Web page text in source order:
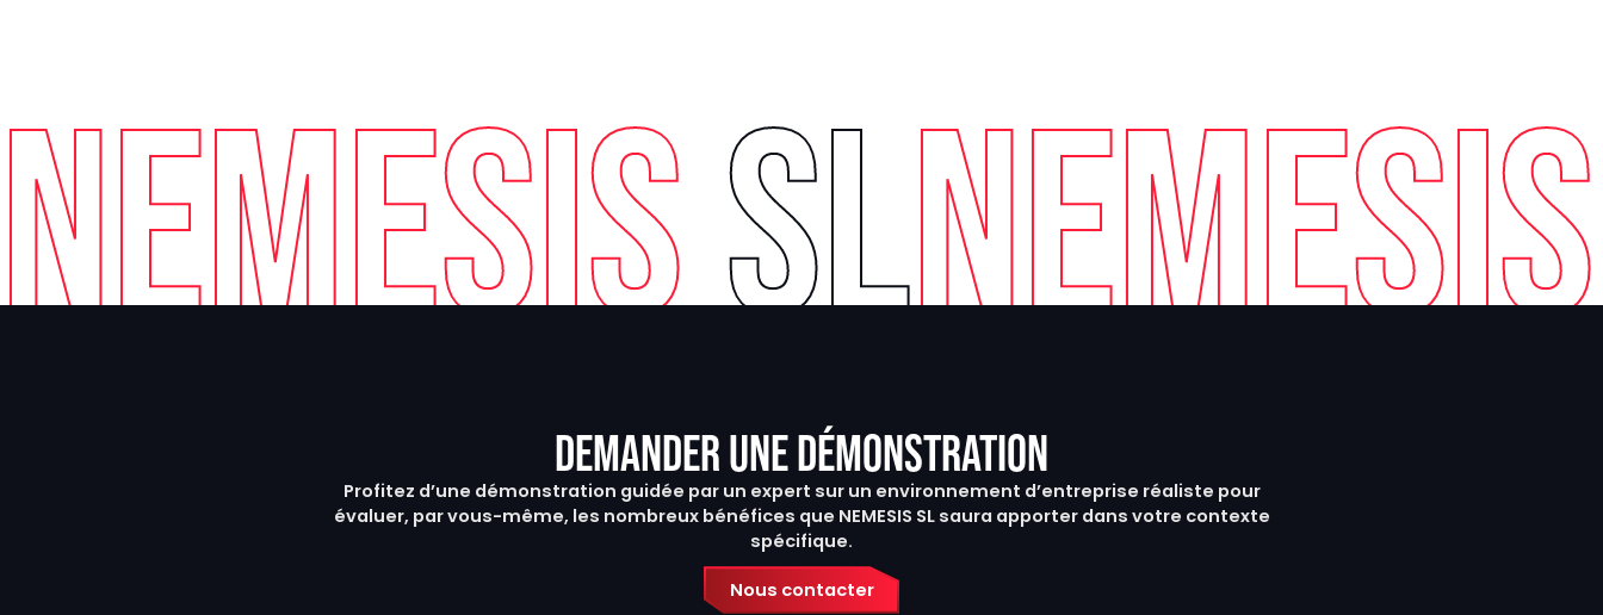
NEMESISSLNEMESIS
DEMANDER UNE DÉMONSTRATION
Profitez d’une démonstration guidée par un expert sur un environnement d’entreprise réaliste pour
évaluer, par vous-même, les nombreux bénéfices que NEMESIS SL saura apporter dans votre contexte
spécifique.
Nous contacter